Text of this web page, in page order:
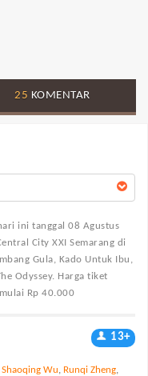
25 KOMENTAR
ini tanggal 08 Agustus
City XXI Semarang di
Gula, Kado Untuk Ibu,
Odyssey. Harga tiket
Rp 40.000
13+
Shaoqing Wu, Runqi Zheng,